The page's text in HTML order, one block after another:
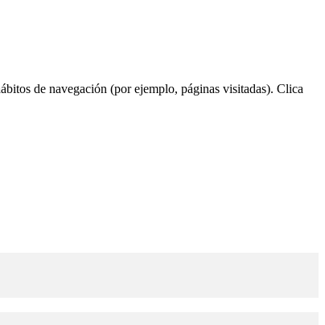
de navegación (por ejemplo, páginas visitadas). Clica